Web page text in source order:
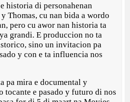
historia di personahenan
Thomas, cu nan bida a wordo
pero cu awor nan historia ta
grandi. E produccion no ta
sino un invitacion pa
y con e ta influencia nos
pa mira e documental y
tocante e pasado y futuro di nos